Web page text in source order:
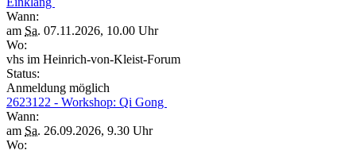
Wann:
am Sa. 07.11.2026, 10.00 Uhr
Wo:
vhs im Heinrich-von-Kleist-Forum
Status:
Anmeldung möglich
2623122 - Workshop: Qi Gong
Wann:
am Sa. 26.09.2026, 9.30 Uhr
Wo: